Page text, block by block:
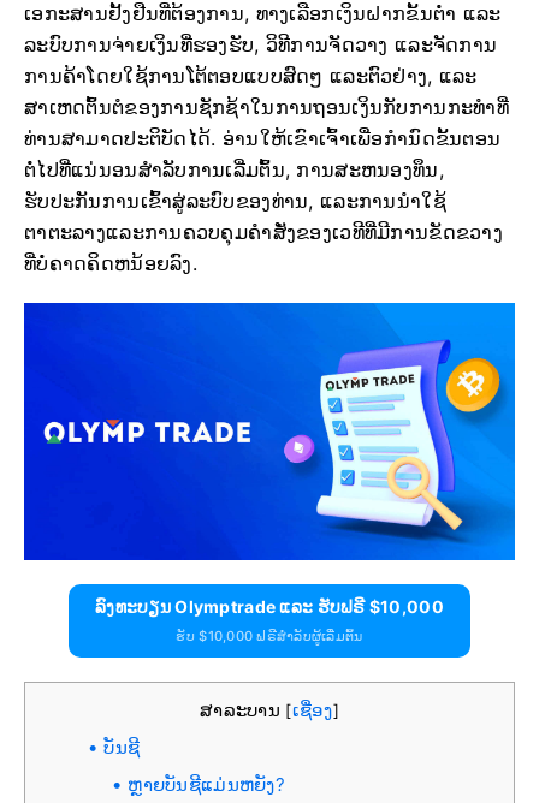
ເອກະສານຢັ້ງຢືນທີ່ຕ້ອງການ, ທາງເລືອກເງິນຝາກຂັ້ນຕໍ່າ ແລະ
ລະບົບການຈ່າຍເງິນທີ່ຮອງຮັບ, ວິທີການຈັດວາງ ແລະຈັດການ
ການຄ້າໂດຍໃຊ້ການໂຕ້ຕອບແບບສົດໆ ແລະຕົວຢ່າງ, ແລະ
ສາເຫດຕົ້ນຕໍຂອງການຊັກຊ້າໃນການຖອນເງິນກັບການກະທໍາທີ່
ທ່ານສາມາດປະຕິບັດໄດ້. ອ່ານໃຫ້ເຂົາເຈົ້າເພື່ອກໍານົດຂັ້ນຕອນ
ຕໍ່ໄປທີ່ແນ່ນອນສໍາລັບການເລີ່ມຕົ້ນ, ການສະຫນອງທຶນ,
ຮັບປະກັນການເຂົ້າສູ່ລະບົບຂອງທ່ານ, ແລະການນໍາໃຊ້
ຕາຕະລາງແລະການຄວບຄຸມຄໍາສັ່ງຂອງເວທີທີ່ມີການຂັດຂວາງ
ທີ່ບໍ່ຄາດຄິດຫນ້ອຍລົງ.
ລົງທະບຽນ Olymptrade ແລະ ຮັບຟຣີ $10,000
ຮັບ $10,000 ຟຣີສຳລັບຜູ້ເລີ່ມຕົ້ນ
ສາລະບານ [ເຊື່ອງ]
ບັນຊີ
ຫຼາຍບັນຊີແມ່ນຫຍັງ?